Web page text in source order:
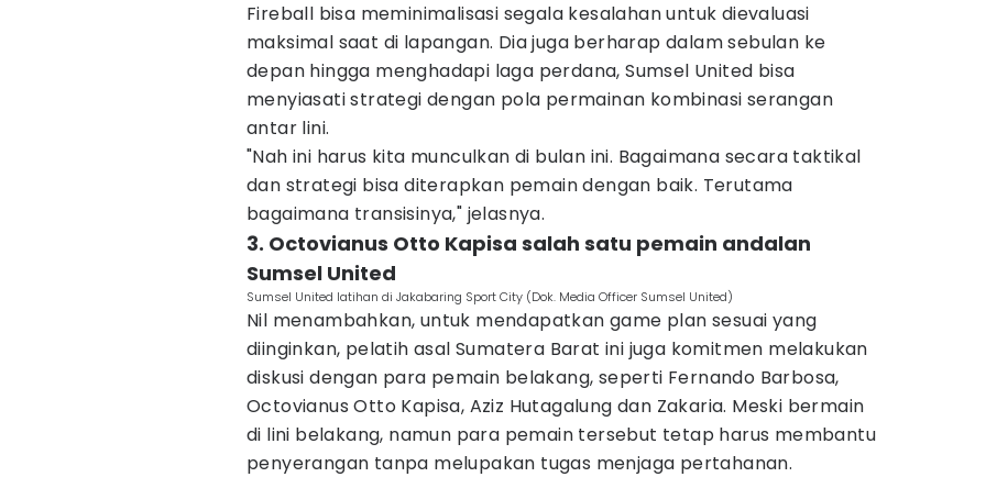
Fireball bisa meminimalisasi segala kesalahan untuk dievaluasi
maksimal saat di lapangan. Dia juga berharap dalam sebulan ke
depan hingga menghadapi laga perdana, Sumsel United bisa
menyiasati strategi dengan pola permainan kombinasi serangan
antar lini.
"Nah ini harus kita munculkan di bulan ini. Bagaimana secara taktikal
dan strategi bisa diterapkan pemain dengan baik. Terutama
bagaimana transisinya," jelasnya.
3. Octovianus Otto Kapisa salah satu pemain andalan
Sumsel United
Sumsel United latihan di Jakabaring Sport City (Dok. Media Officer Sumsel United)
Nil menambahkan, untuk mendapatkan game plan sesuai yang
diinginkan, pelatih asal Sumatera Barat ini juga komitmen melakukan
diskusi dengan para pemain belakang, seperti Fernando Barbosa,
Octovianus Otto Kapisa, Aziz Hutagalung dan Zakaria. Meski bermain
di lini belakang, namun para pemain tersebut tetap harus membantu
penyerangan tanpa melupakan tugas menjaga pertahanan.